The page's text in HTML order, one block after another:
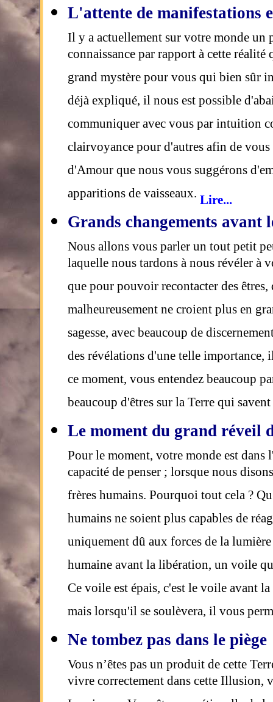
L'attente de manifestations
Il y a actuellement sur votre monde un
connaissance par rapport à cette
grand mystère pour vous qui bien sûr
déjà expliqué, il nous est possible
communiquer avec vous par intuition
clairvoyance pour d'autres afin de
d'Amour que nous vous suggérons
apparitions de vaisseaux. Lire...
Grands changements avant
Nous allons vous parler un tout petit
laquelle nous tardons à nous révéler à
que pour pouvoir recontacter des
malheureusement ne croient plus en
sagesse, avec beaucoup de
des révélations d'une telle importance,
ce moment, vous entendez beaucoup
beaucoup d'êtres sur la Terre qui
Le moment du grand réveil
Pour le moment, votre monde est
capacité de penser ; lorsque nous
frères humains. Pourquoi tout cela ?
humains ne soient plus capables de
uniquement dû aux forces de la
humaine avant la libération, un voile
Ce voile est épais, c'est le voile avant
mais lorsqu'il se soulèvera, il vous
Ne tombez pas dans le piège
Vous n’êtes pas un produit de cette
vivre correctement dans cette Illusion,